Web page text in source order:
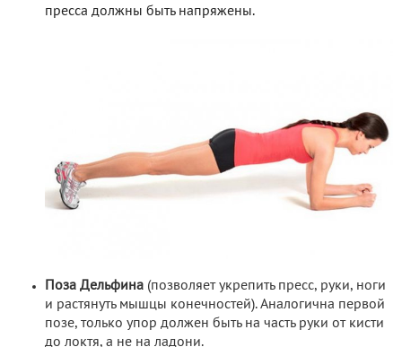
пресса должны быть напряжены.
Поза Дельфина (позволяет укрепить пресс, руки, ноги
и растянуть мышцы конечностей). Аналогична первой
позе, только упор должен быть на часть руки от кисти
до локтя, а не на ладони.